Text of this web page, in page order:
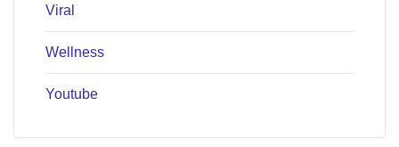
Viral
Wellness
Youtube